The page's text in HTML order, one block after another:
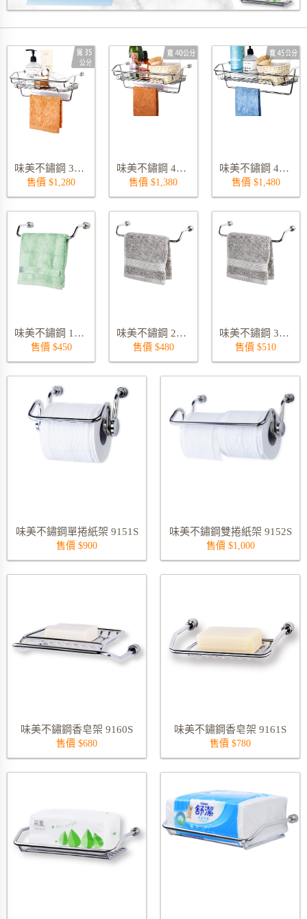
標題-新品上市 微笑系列
味美不鏽鋼 35 公分置物毛巾架 9177AS
售價 $1,280
味美不鏽鋼 40 公分置物毛巾架 9177BS
售價 $1,380
味美不鏽鋼 45 公分置物毛巾架 9177CS
售價 $1,480
味美不鏽鋼 19 公分毛巾架 9183S-190
售價 $450
味美不鏽鋼 25 公分毛巾架 9183S-250
售價 $480
味美不鏽鋼 32 公分毛巾架 9183S-320
售價 $510
味美不鏽鋼單捲紙架 9151S
售價 $900
味美不鏽鋼雙捲紙架 9152S
售價 $1,000
味美不鏽鋼香皂架 9160S
售價 $680
味美不鏽鋼香皂架 9161S
售價 $780